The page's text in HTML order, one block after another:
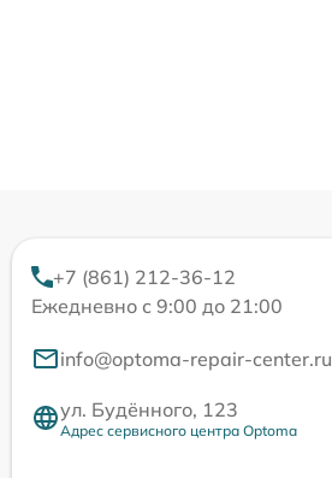
+7 (861) 212-36-12
Ежедневно с 9:00 до 21:00
info@optoma-repair-center.ru
ул. Будённого, 123
Адрес сервисного центра Optoma